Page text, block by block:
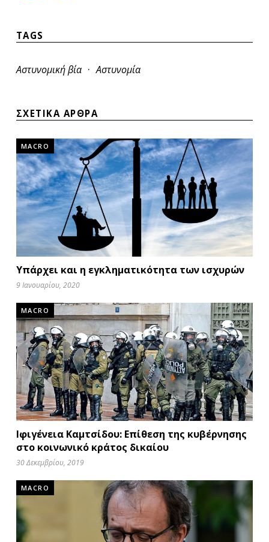
TAGS
Αστυνομική βία · Αστυνομία
ΣΧΕΤΙΚΑ ΑΡΘΡΑ
MACRO
Υπάρχει και η εγκληματικότητα των ισχυρών
9 Ιανουαρίου, 2020
MACRO
Ιφιγένεια Καμτσίδου: Επίθεση της κυβέρνησης
στο κοινωνικό κράτος δικαίου
30 Δεκεμβρίου, 2019
MACRO